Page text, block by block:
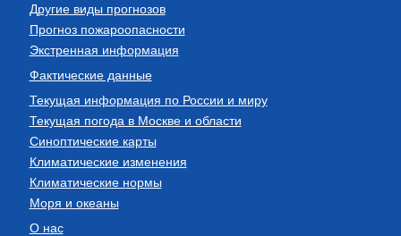
Другие виды прогнозов
Прогноз пожароопасности
Экстренная информация
Фактические данные
Текущая информация по России и миру
Текущая погода в Москве и области
Синоптические карты
Климатические изменения
Климатические нормы
Моря и океаны
О нас